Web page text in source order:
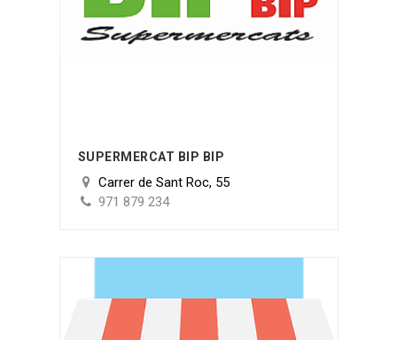
SUPERMERCAT BIP BIP
Carrer de Sant Roc, 55
971 879 234